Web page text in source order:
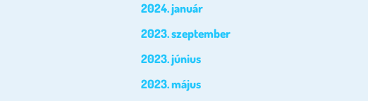
2024. január
2023. szeptember
2023. június
2023. május